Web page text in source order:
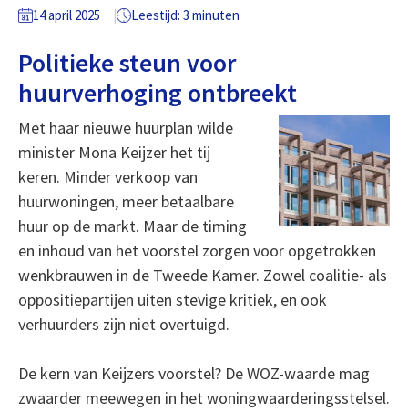
14 april 2025 Leestijd: 3 minuten
Politieke steun voor
huurverhoging ontbreekt
Met haar nieuwe huurplan wilde
minister Mona Keijzer het tij
keren. Minder verkoop van
huurwoningen, meer betaalbare
huur op de markt. Maar de timing
en inhoud van het voorstel zorgen voor opgetrokken
wenkbrauwen in de Tweede Kamer. Zowel coalitie- als
oppositiepartijen uiten stevige kritiek, en ook
verhuurders zijn niet overtuigd.
De kern van Keijzers voorstel? De WOZ-waarde mag
zwaarder meewegen in het woningwaarderingsstelsel.